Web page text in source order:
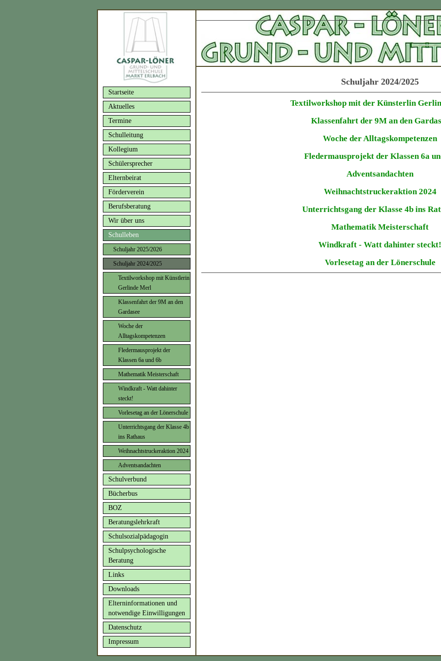
Startseite
Aktuelles
Termine
Schulleitung
Kollegium
Schülersprecher
Elternbeirat
Förderverein
Berufsberatung
Wir über uns
Schulleben
Schuljahr 2025/2026
Schuljahr 2024/2025
Textilworkshop mit Künstlerin
Gerlinde Merl
Klassenfahrt der 9M an den
Gardasee
Woche der
Alltagskompetenzen
Fledermausprojekt der
Klassen 6a und 6b
Mathematik Meisterschaft
Windkraft - Watt dahinter
steckt!
Vorlesetag an der Lönerschule
Unterrichtsgang der Klasse 4b
ins Rathaus
Weihnachtstruckeraktion 2024
Adventsandachten
Schulverbund
Bücherbus
BOZ
Beratungslehrkraft
Schulsozialpädagogin
Schulpsychologische
Beratung
Links
Downloads
Elterninformationen und
notwendige Einwilligungen
Datenschutz
Impressum
Schuljahr 2024/2025
Textilworkshop mit der Künsterlin
Klassenfahrt der 9M an den
Woche der Alltagskompetenzen
Fledermausprojekt der Klassen 6a
Adventsandachten
Weihnachtstruckeraktion 2024
Unterrichtsgang der Klasse 4b ins
Mathematik Meisterschaft
Windkraft - Watt dahinter steckt!
Vorlesetag an der Lönerschule